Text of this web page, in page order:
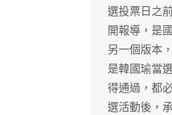
選投票日之
開報導，是
另一個版本
是韓國瑜當
得通過，都
選活動後，